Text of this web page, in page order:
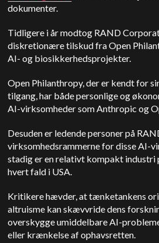
dokumenter.
Tidligere i år modtog RAND
diskretionære tilskud fra Open
AI- og biosikkerhedsprojekter.
Open Philanthropy, der er kendt for
tilgang, har både personlige og
AI-virksomheder som Anthropic og
Desuden er ledende personer på
virksomhedsrammerne for disse AI-
stadig er en relativt kompakt industri
hvert fald i USA.
Kritikere hævder, at tænketankens
altruisme kan skævvride dens
overskygge umiddelbare AI-
eller krænkelse af ophavsretten.